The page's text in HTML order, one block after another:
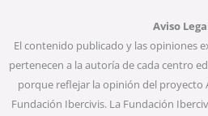
Aviso
El contenido publicado y las opiniones
pertenecen a la autoría de cada centro
porque reflejar la opinión del proyecto
Fundación Ibercivis. La Fundación